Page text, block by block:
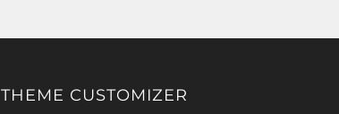
THEME CUSTOMIZER